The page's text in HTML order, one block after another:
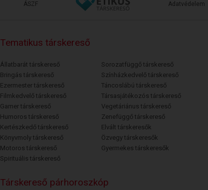
ÁSZF Adatvédelem
Tematikus társkereső
Állatbarát társkereső
Bringás társkereső
Ezermester társkereső
Filmkedvelő társkereső
Gamer társkereső
Humoros társkereső
Kertészkedő társkereső
Könyvmoly társkereső
Motoros társkereső
Spirituális társkereső
Sorozatfüggő társkereső
Színházkedvelő társkereső
Táncoslábú társkereső
Társasjátékozós társkereső
Vegetáriánus társkereső
Zenefüggő társkereső
Elvált társkeresők
Özvegy társkeresők
Gyermekes társkeresők
Társkereső párhoroszkóp